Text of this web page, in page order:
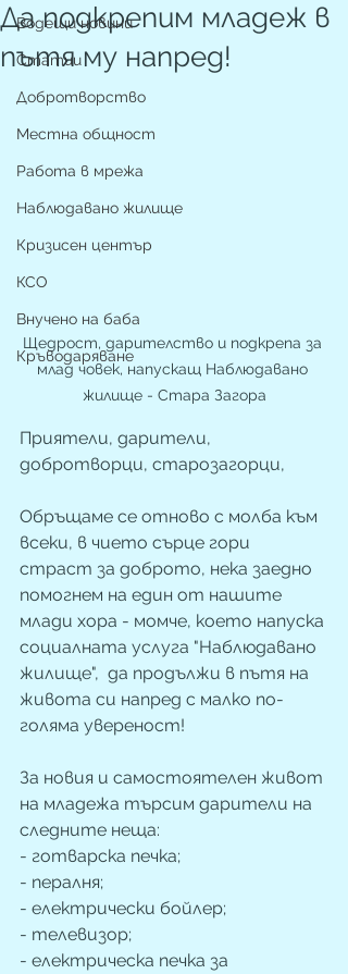
Водещи новини
Статии
Добротворство
Местна общност
Работа в мрежа
Наблюдавано жилище
Кризисен център
КСО
Внучено на баба
Кръводаряване
Да подкрепим младеж в
пътя му напред!
Щедрост, дарителство и подкрепа за
млад човек, напускащ Наблюдавано
жилище - Стара Загора
Приятели, дарители,
добротворци, старозагорци,
Обръщаме се отново с молба към
всеки, в чието сърце гори
страст за доброто, нека заедно
помогнем на един от нашите
млади хора - момче, което напуска
социалната услуга "Наблюдавано
жилище",  да продължи в пътя на
живота си напред с малко по-
голяма увереност!
За новия и самостоятелен живот
на младежа търсим дарители на
следните неща:
- готварска печка;
- пералня;
- електрически бойлер;
- телевизор;
- електрическа печка за